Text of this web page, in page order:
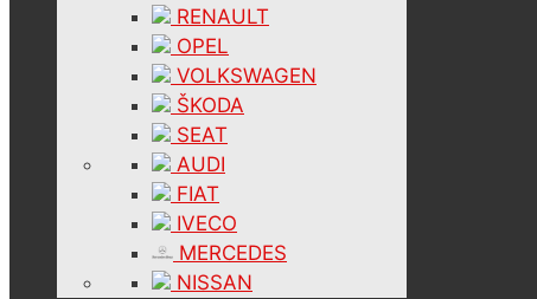
RENAULT
OPEL
VOLKSWAGEN
ŠKODA
SEAT
AUDI
FIAT
IVECO
MERCEDES
NISSAN